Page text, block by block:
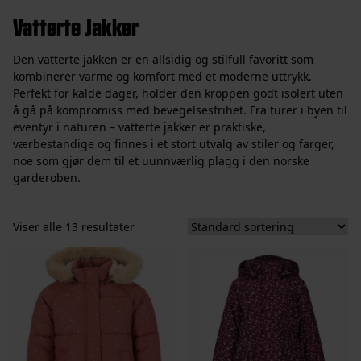
Vatterte Jakker
Den vatterte jakken er en allsidig og stilfull favoritt som
kombinerer varme og komfort med et moderne uttrykk.
Perfekt for kalde dager, holder den kroppen godt isolert uten
å gå på kompromiss med bevegelsesfrihet. Fra turer i byen til
eventyr i naturen – vatterte jakker er praktiske,
værbestandige og finnes i et stort utvalg av stiler og farger,
noe som gjør dem til et uunnværlig plagg i den norske
garderoben.
Viser alle 13 resultater